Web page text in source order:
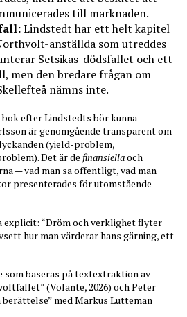
till marknaden.
Lindstedt har ett helt kapitel
anställda som utreddes
Setsikas-dödsfallet och ett
men den bredare frågan om
nämns inte.
bok efter Lindstedts bör kunna
är genomgående transparent om
(yield-problem,
Det är de finansiellaoch
— vad man sa offentligt, vad man
presenterades för utomstående —
“Dröm och verklighet flyter
hur man värderar hans gärning, ett
som baseras på textextraktion av
(Volante, 2026) och Peter
med Markus Lutteman